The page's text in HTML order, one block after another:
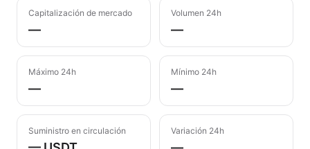
Capitalización de mercado
—
Volumen 24h
—
Máximo 24h
—
Mínimo 24h
—
Suministro en circulación Variación 24h